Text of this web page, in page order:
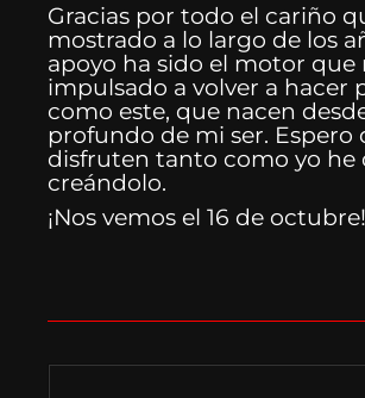
Gracias por todo el cariño
mostrado a lo largo de los
apoyo ha sido el motor que
impulsado a volver a hacer
como este, que nacen
profundo de mi ser. Espero
disfruten tanto como yo he
creándolo.
¡Nos vemos el 16 de octubre!